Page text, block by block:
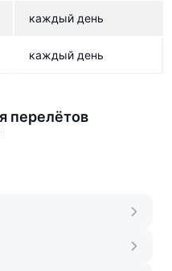
каждый день
каждый день
перелётов